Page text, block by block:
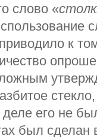
слово «
к
его не
был сделан